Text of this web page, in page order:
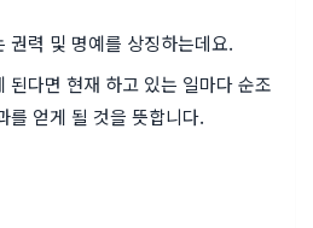
권력 및 명예를 상징하는데요.
된다면 현재 하고 있는 일마다 순조
를 얻게 될 것을 뜻합니다.